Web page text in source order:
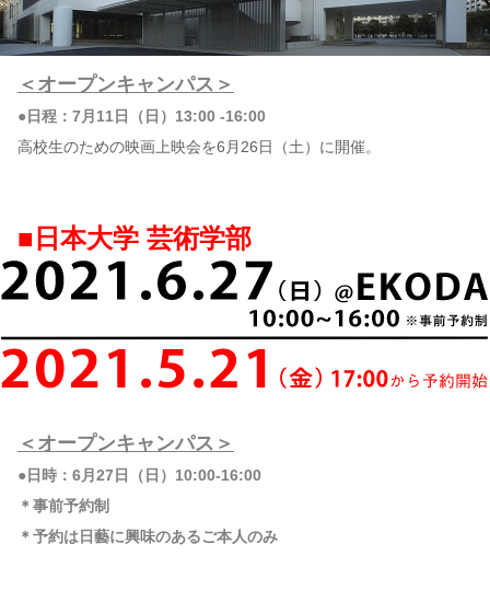
＜オープンキャンパス＞
●日程：7月11日（日）13:00 -16:00
高校生のための映画上映会を6月26日（土）に開催。
■日本大学 芸術学部
＜オープンキャンパス＞
●日時：6月27日（日）10:00-16:00
＊事前予約制
＊予約は日藝に興味のあるご本人のみ